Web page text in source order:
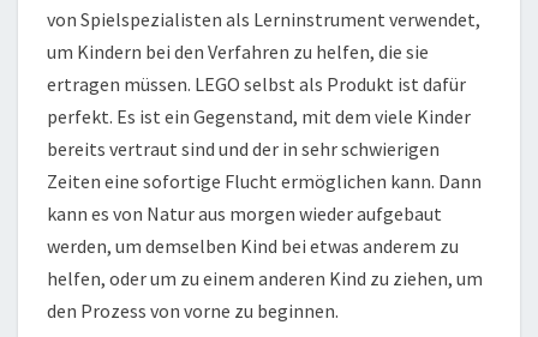
von Spielspezialisten als Lerninstrument verwendet,
um Kindern bei den Verfahren zu helfen, die sie
ertragen müssen. LEGO selbst als Produkt ist dafür
perfekt. Es ist ein Gegenstand, mit dem viele Kinder
bereits vertraut sind und der in sehr schwierigen
Zeiten eine sofortige Flucht ermöglichen kann. Dann
kann es von Natur aus morgen wieder aufgebaut
werden, um demselben Kind bei etwas anderem zu
helfen, oder um zu einem anderen Kind zu ziehen, um
den Prozess von vorne zu beginnen.